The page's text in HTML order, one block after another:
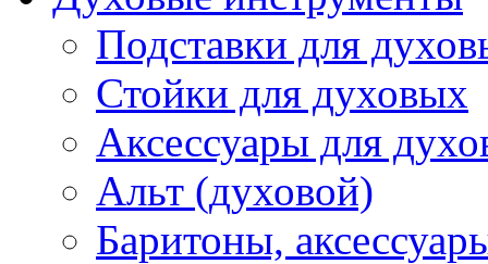
Подставки для
Стойки для духовых
Аксессуары для
Альт (духовой)
Баритоны,